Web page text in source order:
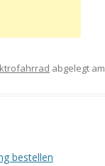
abgelegt am
bestellen